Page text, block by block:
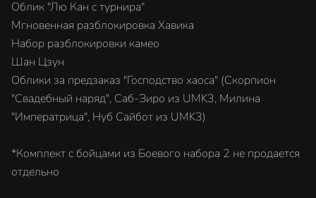
Облик "Лю Кан с турнира"
Мгновенная разблокировка Хавика
Набор разблокировки камео
Шан Цзун
Облики за предзаказ "Господство хаоса" (Скорпион
"Свадебный наряд", Саб-Зиро из UMK3, Милина
"Императрица", Нуб Сайбот из UMK3)
*Комплект с бойцами из Боевого набора 2 не продается
отдельно